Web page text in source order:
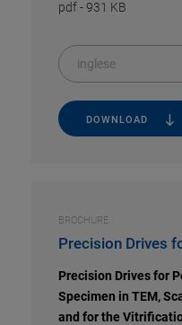
pdf-931 KB
inglese
DOWNLOAD
BROCHURE
Precision Drives
Precision Drives for
Specimen in TEM,
and for the